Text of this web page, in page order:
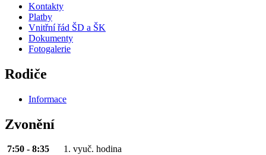
Kontakty
Platby
Vnitřní řád ŠD a ŠK
Dokumenty
Fotogalerie
Rodiče
Informace
Zvonění
7:50 - 8:35 1. vyuč. hodina